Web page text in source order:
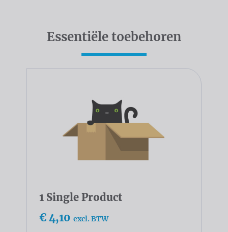
Essentiële toebehoren
1 Single Product
€ 4,10 excl. BTW